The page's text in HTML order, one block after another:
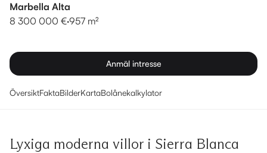
Marbella Alta
8 300 000 €·957 m²
Anmäl intresse
ÖversiktFaktaBilderKartaBolånekalkylator
Lyxiga moderna villor i Sierra Blanca